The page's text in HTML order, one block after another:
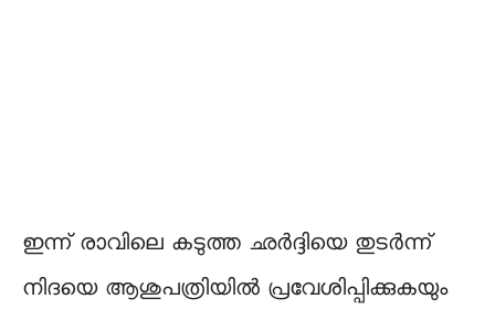
ഇന്ന് രാവിലെ കടുത്ത ഛർദ്ദിയെ തുടർന്ന്
നിദയെ ആശുപത്രിയിൽ പ്രവേശിപ്പിക്കുകയും